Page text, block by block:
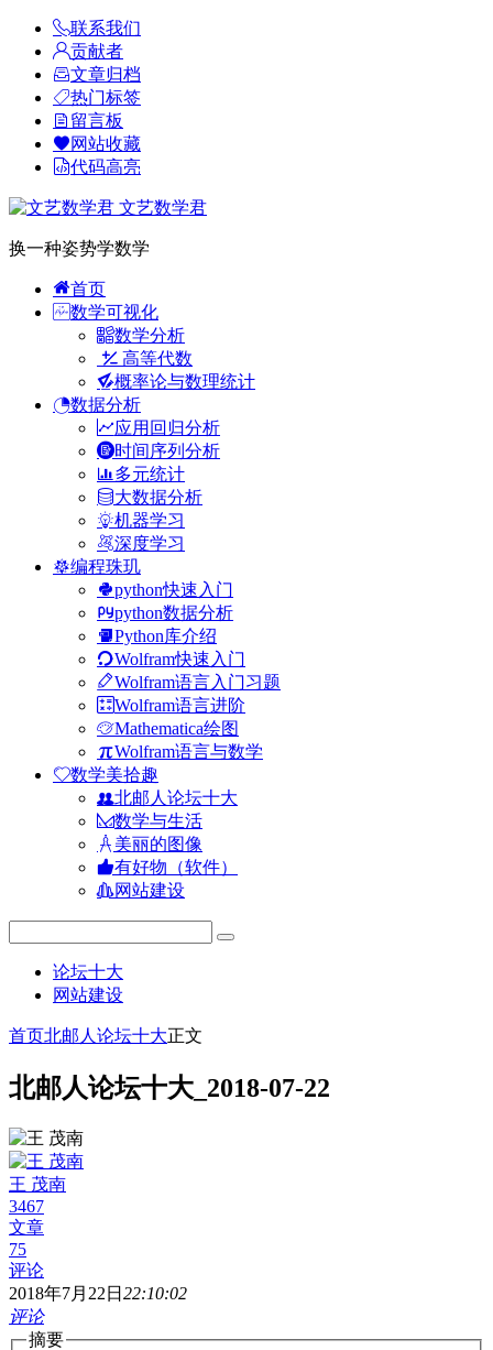
联系我们
贡献者
文章归档
热门标签
留言板
网站收藏
代码高亮
文艺数学君
换一种姿势学数学
首页
数学可视化
数学分析
高等代数
概率论与数理统计
数据分析
应用回归分析
时间序列分析
多元统计
大数据分析
机器学习
深度学习
编程珠玑
python快速入门
python数据分析
Python库介绍
Wolfram快速入门
Wolfram语言入门习题
Wolfram语言进阶
Mathematica绘图
Wolfram语言与数学
数学美拾趣
北邮人论坛十大
数学与生活
美丽的图像
有好物（软件）
网站建设
论坛十大
网站建设
首页北邮人论坛十大正文
北邮人论坛十大_2018-07-22
王 茂南
3467
文章
75
评论
2018年7月22日 22:10:02
评论
摘要